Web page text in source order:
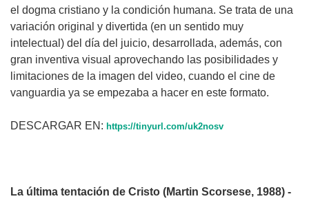
el dogma cristiano y la condición humana. Se trata de una
variación original y divertida (en un sentido muy
intelectual) del día del juicio, desarrollada, además, con
gran inventiva visual aprovechando las posibilidades y
limitaciones de la imagen del video, cuando el cine de
vanguardia ya se empezaba a hacer en este formato.
DESCARGAR EN: https://tinyurl.com/uk2nosv
La última tentación de Cristo (Martin Scorsese, 1988) -